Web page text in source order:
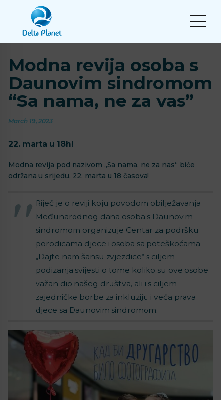
Modna revija osoba s
Daunovim sindromom
“Sa nama, ne za vas”
March 19, 2023
22. marta u 18h!
Modna revija pod nazivom „Sa nama, ne za nas“ biće
održana u srijedu, 22. marta u 18 časova!
Riječ je o reviji koju povodom obilježavanja
Međunarodnog dana osoba s Daunovim
sindromom organizuje Centar za podršku
porodicama djece i osoba sa poteškoćama
„Dajte nam šansu zvjezdice“ s ciljem
podizanja svijesti o tome koliko su ove osobe
važan dio našeg društva, ali i s ciljem
zajedničke borbe za inkluziju i veća prava
djece sa Daunovim sindromom.